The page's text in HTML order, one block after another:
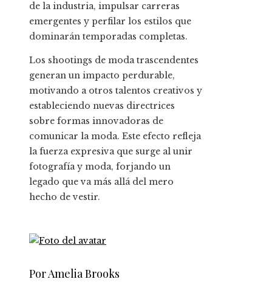
de la industria, impulsar carreras
emergentes y perfilar los estilos que
dominarán temporadas completas.
Los shootings de moda trascendentes
generan un impacto perdurable,
motivando a otros talentos creativos y
estableciendo nuevas directrices
sobre formas innovadoras de
comunicar la moda. Este efecto refleja
la fuerza expresiva que surge al unir
fotografía y moda, forjando un
legado que va más allá del mero
hecho de vestir.
Por Amelia Brooks